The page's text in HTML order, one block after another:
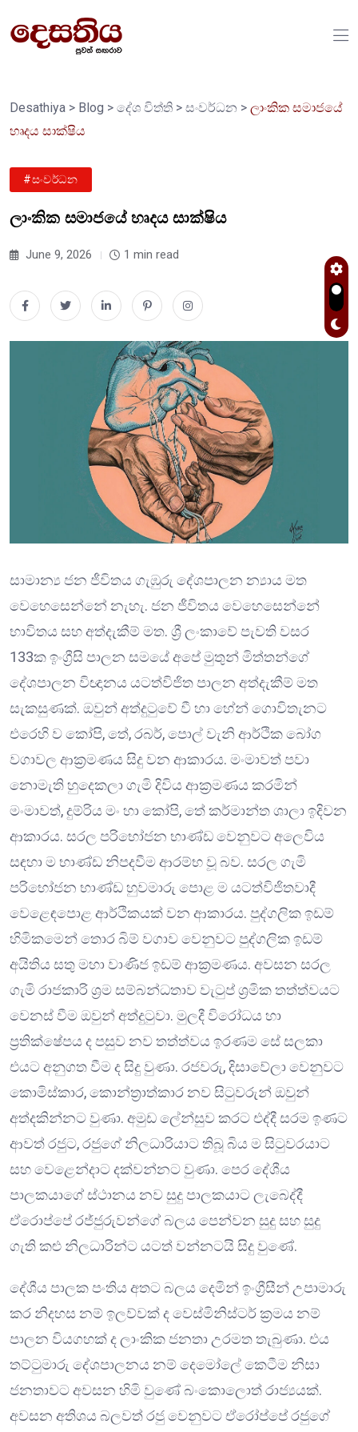
Desathiya > Blog > දේශ විත්ති > සංවර්ධන > ලාංකික සමාජයේ
හෘදය සාක්ෂිය
#සංවර්ධන
ලාංකික සමාජයේ හෘදය සාක්ෂිය
June 9, 2026 1 min read
සාමාන්‍ය ජන ජීවිතය ගැඹුරු දේශපාලන න්‍යාය මත
වෙහෙසෙන්නේ නැහැ. ජන ජීවිතය වෙහෙසෙන්නේ
භාවිතය සහ අත්දැකීම් මත. ශ්‍රී ලංකාවේ පැවති වසර
133ක ඉංග්‍රීසි පාලන සමයේ අපේ මුතුන් මිත්තන්ගේ
දේශපාලන විඥානය යටත්විජිත පාලන අත්දැකීම් මත
සැකසුණක්. ඔවුන් අත්දුටුවේ වී හා හේන් ගොවිතැනට
එරෙහි ව කෝපි, තේ, රබර්, පොල් වැනි ආර්ථික බෝග
වගාවල ආක්‍රමණය සිදු වන ආකාරය. මංමාවත් පවා
නොමැති හුදෙකලා ගැමි දිවිය ආක්‍රමණය කරමින්
මංමාවත්, දුම්රිය මං හා කෝපි, තේ කර්මාන්ත ශාලා ඉදිවන
ආකාරය. සරල පරිභෝජන භාණ්ඩ වෙනුවට අලෙවිය
සඳහා ම භාණ්ඩ නිපදවීම ආරම්භ වූ බව. සරල ගැමි
පරිභෝජන භාණ්ඩ හුවමාරු පොළ ම යටත්විජිතවාදී
වෙළෙඳපොළ ආර්ථිකයක් වන ආකාරය. පුද්ගලික ඉඩම්
හිමිකමෙන් තොර බිම් වගාව වෙනුවට පුද්ගලික ඉඩම්
අයිතිය සතු මහා වාණිජ ඉඩම් ආක්‍රමණය. අවසන සරල
ගැමි රාජකාරි ශ්‍රම සම්බන්ධතාව වැටුප් ශ්‍රමික තත්ත්වයට
වෙනස් වීම ඔවුන් අත්දුටුවා. මුලදී විරෝධය හා
ප්‍රතික්ෂේපය ද පසුව නව තත්ත්වය ඉරණම සේ සලකා
එයට අනුගත වීම ද සිදු වුණා. රජවරු, දිසාවේලා වෙනුවට
කොමිස්කාර, කොන්ත්‍රාත්කාර නව සිටුවරුන් ඔවුන්
අත්දකින්නට වුණා. අමුඩ ලේන්සුව කරට එද්දී සරම ඉණට
ආවත් රජුට, රජුගේ නිලධාරියාට තිබූ බිය ම සිටුවරයාට
සහ වෙළෙන්දාට දක්වන්නට වුණා. පෙර දේශීය
පාලකයාගේ ස්ථානය නව සුදු පාලකයාට ලැබෙද්දී
ඒරොප්පේ රජ්ජුරුවන්ගේ බලය පෙන්වන සුදු සහ සුදු
ගැති කළු නිලධාරින්ට යටත් වන්නටයි සිදු වුණේ.
දේශීය පාලක පංතිය අතට බලය දෙමින් ඉංග්‍රීසීන් උපාමාරු
කර නිදහස නම් ඉලව්වක් ද වෙස්මිනිස්ටර් ක්‍රමය නම්
පාලන වියගහක් ද ලාංකික ජනතා උරමත තැබුණා. එය
තට්ටුමාරු දේශපාලනය නම් දෙමෝලේ කෙටීම නිසා
ජනතාවට අවසන හිමි වුණේ බංකොලොත් රාජ්‍යයක්.
අවසන අතිශය බලවත් රජු වෙනුවට ඒරෝප්පේ රජුගේ